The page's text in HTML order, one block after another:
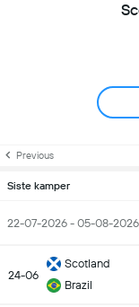
Previous
Siste kamper
22-07-2026 - 05-08-2026
24-06
Scotland
Brazil